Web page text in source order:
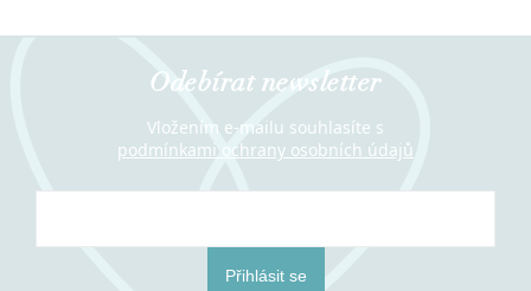
Odebírat newsletter
Vložením e-mailu souhlasíte s
podmínkami ochrany osobních údajů
Přihlásit se